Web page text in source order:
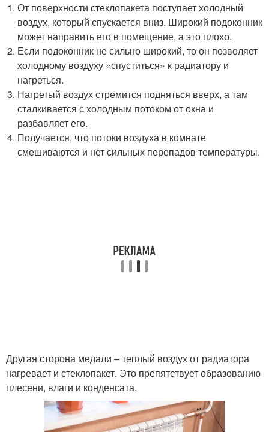
От поверхности стеклопакета поступает холодный
воздух, который спускается вниз. Широкий подоконник
может направить его в помещение, а это плохо.
Если подоконник не сильно широкий, то он позволяет
холодному воздуху «спуститься» к радиатору и
нагреться.
Нагретый воздух стремится подняться вверх, а там
сталкивается с холодным потоком от окна и
разбавляет его.
Получается, что потоки воздуха в комнате
смешиваются и нет сильных перепадов температуры.
Другая сторона медали – теплый воздух от радиатора
нагревает и стеклопакет. Это препятствует образованию
плесени, влаги и конденсата.